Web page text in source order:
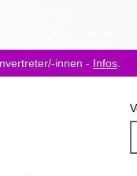
innen - Infos